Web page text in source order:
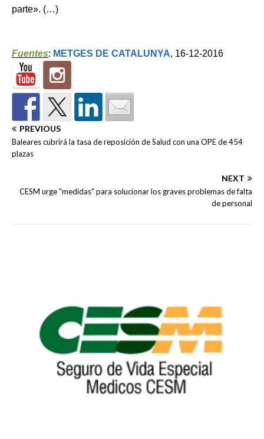
parte». (…)
Fuentes: METGES DE CATALUNYA, 16-12-2016
PREVIOUS
Baleares cubrirá la tasa de reposición de Salud con una OPE de 454
plazas
NEXT
CESM urge "medidas" para solucionar los graves problemas de falta
de personal